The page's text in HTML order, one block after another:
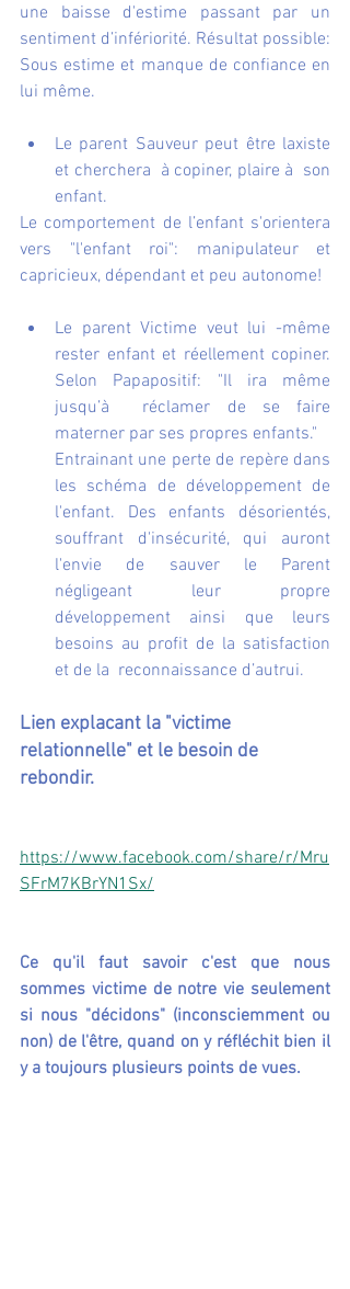
une baisse d'estime passant par un
sentiment d’infériorité. Résultat possible:
Sous estime et manque de confiance en
lui même.
Le parent Sauveur peut être laxiste
et cherchera  à copiner, plaire à  son
enfant.
Le comportement de l’enfant s'orientera
vers "l'enfant roi": manipulateur et
capricieux, dépendant et peu autonome!
Le parent Victime veut lui -même
rester enfant et réellement copiner.
Selon Papapositif: "Il ira même
jusqu’à  réclamer de se faire
materner par ses propres enfants."
Entrainant une perte de repère dans
les schéma de développement de
l'enfant. Des enfants désorientés,
souffrant d'insécurité, qui auront
l'envie de sauver le Parent
négligeant leur propre
développement ainsi que leurs
besoins au profit de la satisfaction
et de la  reconnaissance d’autrui.
Lien explacant la "victime
relationnelle" et le besoin de
rebondir.
https://www.facebook.com/share/r/Mru
SFrM7KBrYN1Sx/
Ce qu'il faut savoir c'est que nous
sommes victime de notre vie seulement
si nous "décidons" (inconsciemment ou
non) de l'être, quand on y réfléchit bien il
y a toujours plusieurs points de vues.